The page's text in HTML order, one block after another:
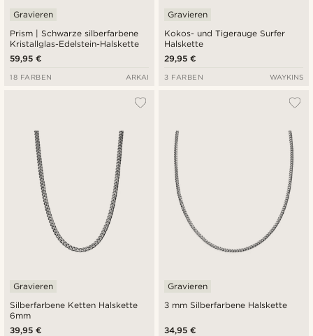
Prism | Schwarze silberfarbene
Kristallglas-Edelstein-Halskette
Gravieren
59,95 €
18 FARBEN ARKAI
Kokos- und Tigerauge Surfer
Halskette
Gravieren
29,95 €
3 FARBEN WAYKINS
Silberfarbene Ketten Halskette
6mm
Gravieren
39,95 €
3 mm Silberfarbene Halskette
Gravieren
34,95 €